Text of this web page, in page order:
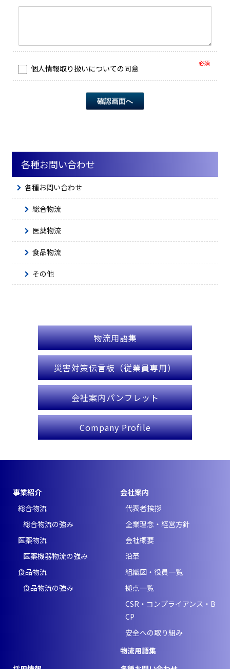
各種お問い合わせ
各種お問い合わせ
総合物流
医薬物流
食品物流
その他
必須
個人情報取り扱いについての同意
物流用語集
災害対策伝言板（従業員専用）
会社案内パンフレット
Company Profile
事業紹介
総合物流
総合物流の強み
医薬物流
医薬機器物流の強み
食品物流
食品物流の強み
会社案内
代表者挨拶
企業理念・経営方針
会社概要
沿革
組織図・役員一覧
拠点一覧
CSR・コンプライアンス・B
CP
安全への取り組み
物流用語集